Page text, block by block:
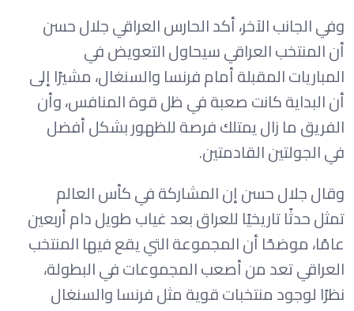
وفي الجانب الآخر، أكد الحارس العراقي جلال حسن
أن المنتخب العراقي سيحاول التعويض في
المباريات المقبلة أمام فرنسا والسنغال، مشيرًا إلى
أن البداية كانت صعبة في ظل قوة المنافس، وأن
الفريق ما زال يمتلك فرصة للظهور بشكل أفضل
في الجولتين القادمتين.
وقال جلال حسن إن المشاركة في كأس العالم
تمثل حدثًا تاريخيًا للعراق بعد غياب طويل دام أربعين
عامًا، موضحًا أن المجموعة التي يقع فيها المنتخب
العراقي تعد من أصعب المجموعات في البطولة،
نظرًا لوجود منتخبات قوية مثل فرنسا والسنغال